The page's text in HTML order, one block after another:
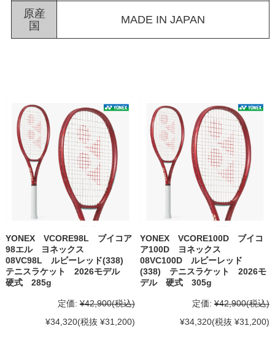
原産
国
MADE IN JAPAN
YONEX VCORE98L ブイコア
98エル ヨネックス
08VC98L ルビーレッド(338)
テニスラケット 2026モデル
硬式 285g
定価: ¥42,900(税込)
¥34,320(税抜 ¥31,200)
YONEX VCORE100D ブイコ
ア100D ヨネックス
08VC100D ルビーレッド
(338) テニスラケット 2026モ
デル 硬式 305g
定価: ¥42,900(税込)
¥34,320(税抜 ¥31,200)